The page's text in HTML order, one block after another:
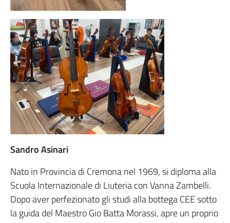
Sandro Asinari
Nato in Provincia di Cremona nel 1969, si diploma alla
Scuola Internazionale di Liuteria con Vanna Zambelli.
Dopo aver perfezionato gli studi alla bottega CEE sotto
la guida del Maestro Gio Batta Morassi, apre un proprio